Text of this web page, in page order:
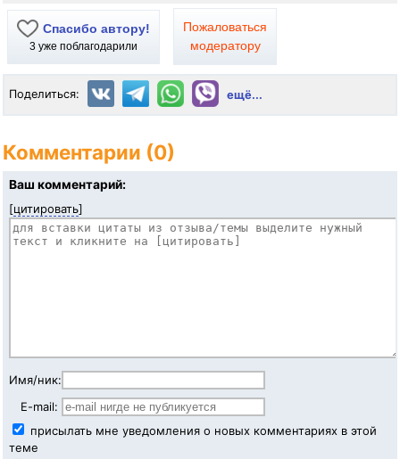
Спасибо автору!
3 уже поблагодарили
Пожаловаться
модератору
Поделиться: ещё...
Комментарии (0)
Ваш комментарий:
[цитировать]
Имя/ник:
E-mail:
присылать мне уведомления о новых комментариях в этой
теме